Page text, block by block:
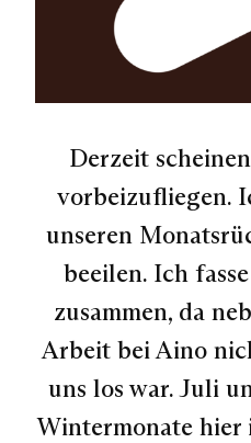
Derzeit
vorbeizufliegen.
unseren
beeilen. Ich
zusammen, da
Arbeit bei Aino
uns los war. Juli
Wintermonate hier